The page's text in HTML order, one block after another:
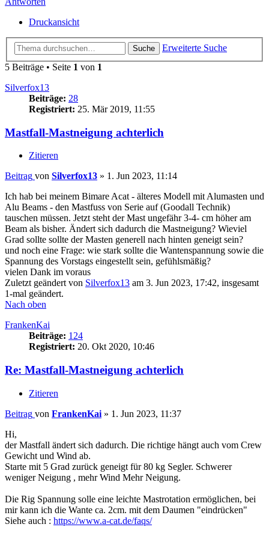
Druckansicht
Suche
Erweiterte Suche
5 Beiträge • Seite 1 von 1
Silverfox13
Beiträge: 28
Registriert: 25. Mär 2019, 11:55
Mastfall-Mastneigung achterlich
Zitieren
Beitrag von Silverfox13 » 1. Jun 2023, 11:14
Ich hab bei meinem Bimare Acat - älteres Modell mit Alumasten und
Alu Beams - den Mastfuss von Serie auf (Goodall Technik)
tauschen müssen. Jetzt steht der Mast ungefähr 3-4- cm höher am
Beam als bisher. Ändert sich dadurch die Mastneigung? Wieviel
Grad sollte sollte der Masten generell nach hinten geneigt sein?
und noch eine Frage: wie stark sollte die Wantenspannung sowie die
Spannung des Vorstags eingestellt sein, gefühlsmäßig?
vielen Dank im voraus
Zuletzt geändert von Silverfox13 am 3. Jun 2023, 17:42, insgesamt
1-mal geändert.
Nach oben
FrankenKai
Beiträge: 124
Registriert: 20. Okt 2020, 10:46
Re: Mastfall-Mastneigung achterlich
Zitieren
Beitrag von FrankenKai » 1. Jun 2023, 11:37
Hi,
der Mastfall ändert sich dadurch. Die richtige hängt auch vom Crew
Gewicht und Wind ab.
Starte mit 5 Grad zurück geneigt für 80 kg Segler. Schwerer
weniger Neigung , mehr Wind Mehr Neigung.
Die Rig Spannung solle eine leichte Mastrotation ermöglichen, bei
mir kann ich die Wante ca. 2cm. mit dem Daumen "eindrücken"
Siehe auch : https://www.a-cat.de/faqs/